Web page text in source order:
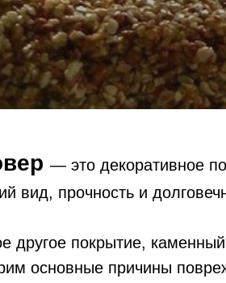
— это декоративное
вид, прочность и
другое покрытие,
основные причины